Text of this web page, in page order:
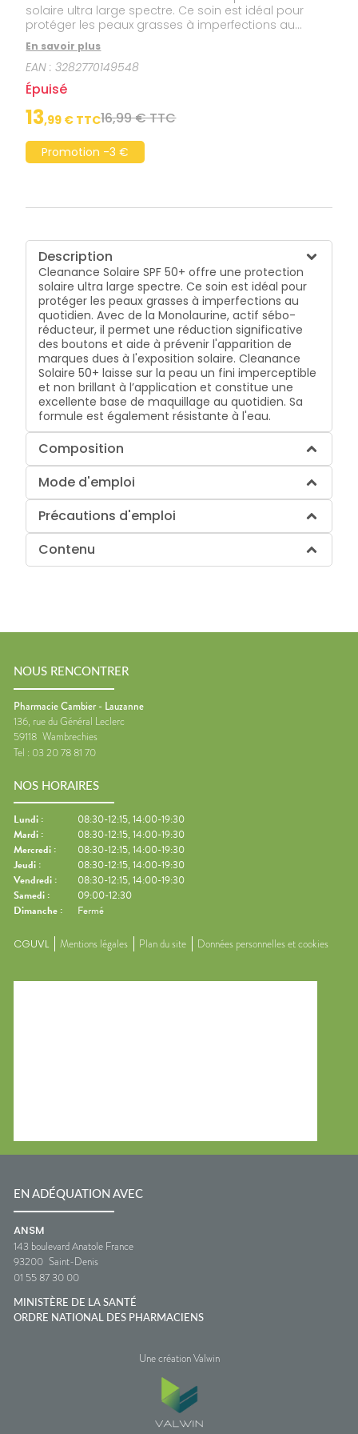
solaire ultra large spectre. Ce soin est idéal pour
protéger les peaux grasses à imperfections au
quotidien. Avec de la Monolaurine, actif sébo-
réducteur, il permet une réduction significative des
boutons et aide à prévenir l'apparition de marques
dues à l'exposition solaire. Cleanance Solaire 50+
laisse sur la peau un fini imperceptible et non brillant
à l’application et constitue une excellente base de
maquillage au quotidien. Sa formule est également
résistante à l'eau.
En savoir plus
EAN :3282770149548
Épuisé
13,99 € TTC16,99 € TTC
Promotion -3 €
Description
Cleanance Solaire SPF 50+ offre une protection
solaire ultra large spectre. Ce soin est idéal pour
protéger les peaux grasses à imperfections au
quotidien. Avec de la Monolaurine, actif sébo-
réducteur, il permet une réduction significative
des boutons et aide à prévenir l'apparition de
marques dues à l'exposition solaire. Cleanance
Solaire 50+ laisse sur la peau un fini imperceptible
et non brillant à l’application et constitue une
excellente base de maquillage au quotidien. Sa
formule est également résistante à l'eau.
Composition
Mode d'emploi
Précautions d'emploi
Contenu
NOUS RENCONTRER
Pharmacie Cambier - Lauzanne
136, rue du Général Leclerc
59118 Wambrechies
Tel : 03 20 78 81 70
NOS HORAIRES
Lundi :
08:30-12:15, 14:00-19:30
Mardi :
08:30-12:15, 14:00-19:30
Mercredi :
08:30-12:15, 14:00-19:30
Jeudi :
08:30-12:15, 14:00-19:30
Vendredi :
08:30-12:15, 14:00-19:30
Samedi :
09:00-12:30
Dimanche : Fermé
CGUVL Mentions légales Plan du site Données personnelles et cookies
EN ADÉQUATION AVEC
ANSM
143 boulevard Anatole France
93200 Saint-Denis
01 55 87 30 00
MINISTÈRE DE LA SANTÉ
ORDRE NATIONAL DES PHARMACIENS
Une création Valwin